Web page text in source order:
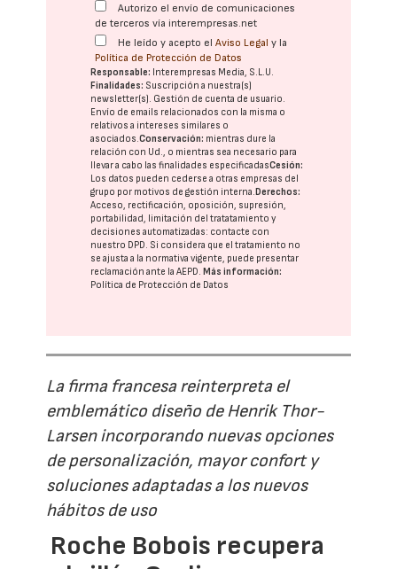
Autorizo el envío de comunicaciones
de terceros vía interempresas.net
He leído y acepto elAviso Legal y la
Política de Protección de Datos
Responsable: Interempresas Media, S.L.U.
Finalidades: Suscripción a nuestra(s)
newsletter(s). Gestión de cuenta de usuario.
Envío de emails relacionados con la misma o
relativos a intereses similares o
asociados.Conservación: mientras dure la
relación con Ud., o mientras sea necesario para
llevar a cabo las finalidades especificadasCesión:
Los datos pueden cederse a otras empresas del
grupo por motivos de gestión interna.Derechos:
Acceso, rectificación, oposición, supresión,
portabilidad, limitación del tratatamiento y
decisiones automatizadas: contacte con
nuestro DPD . Si considera que el tratamiento no
se ajusta a la normativa vigente, puede presentar
reclamación ante laAEPD .Más información:
Política de Protección de Datos
La firma francesa reinterpreta el
emblemático diseño de Henrik Thor-
Larsen incorporando nuevas opciones
de personalización, mayor confort y
soluciones adaptadas a los nuevos
hábitos de uso
Roche Bobois recupera